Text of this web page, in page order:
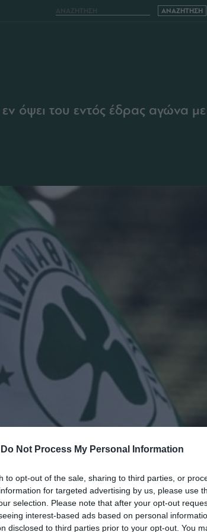
Do Not Process My Personal Information
to opt-out of the sale, sharing to third parties, or
for targeted advertising by us, please use
selection. Please note that after your opt-out
interest-based ads based on personal
disclosed to third parties prior to your opt-out. You
όψει του εντός έδρας αγώνα με